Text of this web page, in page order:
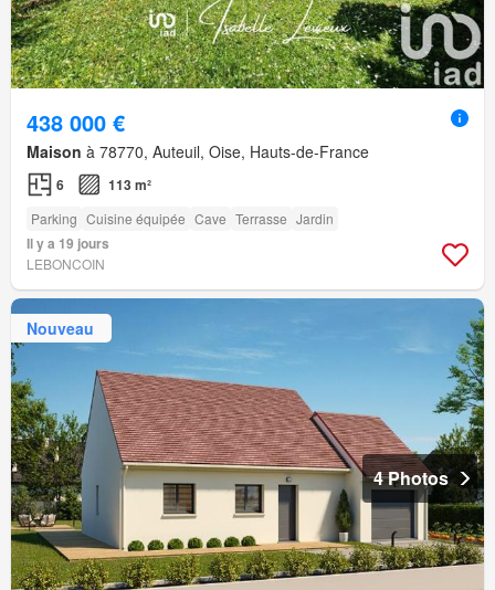
438 000 €
Maison à 78770, Auteuil, Oise, Hauts-de-France
6 113 m²
Parking Cuisine équipée Cave Terrasse Jardin
Il y a 19 jours
LEBONCOIN
Nouveau
4 Photos